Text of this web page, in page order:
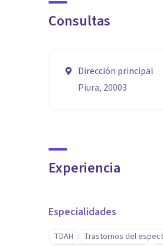
Consultas
Dirección principal
Piura, 20003
Experiencia
Especialidades
TDAH Trastornos del